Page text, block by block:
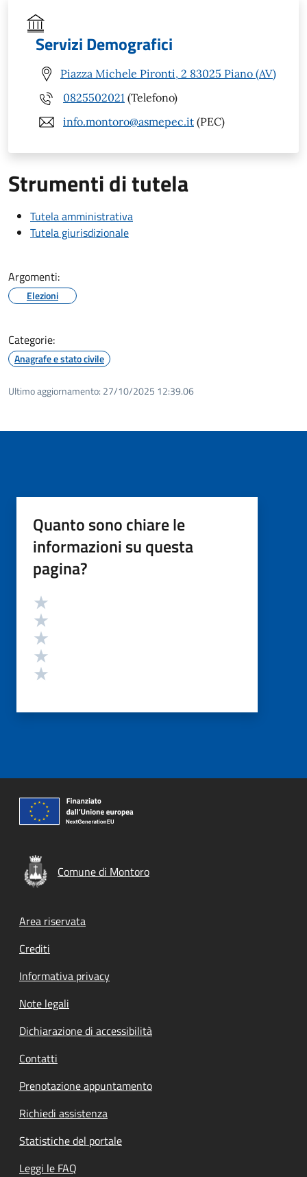
Servizi Demografici
Piazza Michele Pironti, 2 83025 Piano (AV)
0825502021 (Telefono)
info.montoro@asmepec.it (PEC)
Strumenti di tutela
Tutela amministrativa
Tutela giurisdizionale
Argomenti:
Elezioni
Categorie:
Anagrafe e stato civile
Ultimo aggiornamento: 27/10/2025 12:39.06
Quanto sono chiare le
informazioni su questa
pagina?
Valutazione
Comune di Montoro
Footer menu
Area riservata
Crediti
Informativa privacy
Note legali
Dichiarazione di accessibilità
Contatti
Prenotazione appuntamento
Richiedi assistenza
Statistiche del portale
Leggi le FAQ